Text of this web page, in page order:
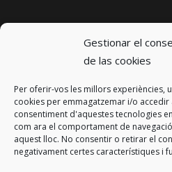
Gestionar el
de las cookies
Per oferir-vos les millors experiències,
cookies per emmagatzemar i/o
consentiment d'aquestes tecnologies
com ara el comportament de
aquest lloc. No consentir o retirar el
negativament certes característiques i
© 2023 km0
Carrer Baldrich
08223 Terrassa,